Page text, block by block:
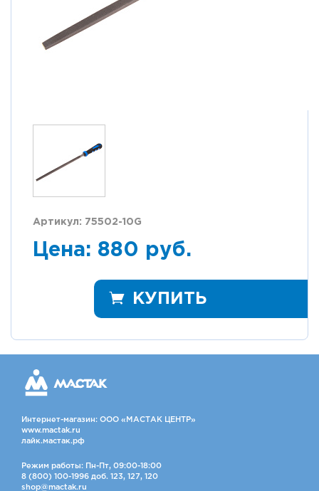
Артикул: 75502-10G
Цена: 880 руб.
КУПИТЬ
Интернет-магазин: ООО «МАСТАК ЦЕНТР»
www.mactak.ru
лайк.мастак.рф
Режим работы: Пн-Пт, 09:00-18:00
8 (800) 100-1996 доб. 123, 127, 120
shop@mactak.ru